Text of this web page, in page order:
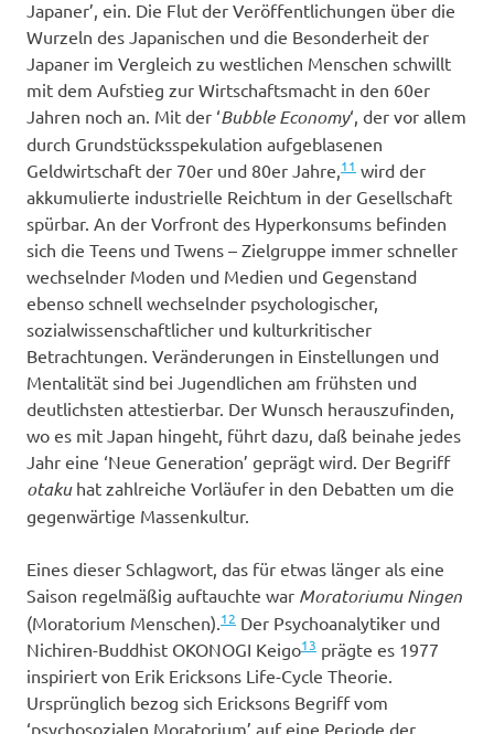
Japaner’, ein. Die Flut der Veröffentlichungen über die
Wurzeln des Japanischen und die Besonderheit der
Japaner im Vergleich zu westlichen Menschen schwillt
mit dem Aufstieg zur Wirtschaftsmacht in den 60er
Jahren noch an. Mit der ‘Bubble Economy‘, der vor allem
durch Grundstücksspekulation aufgeblasenen
Geldwirtschaft der 70er und 80er Jahre, 11 wird der
akkumulierte industrielle Reichtum in der Gesellschaft
spürbar. An der Vorfront des Hyperkonsums befinden
sich die Teens und Twens – Zielgruppe immer schneller
wechselnder Moden und Medien und Gegenstand
ebenso schnell wechselnder psychologischer,
sozialwissenschaftlicher und kulturkritischer
Betrachtungen. Veränderungen in Einstellungen und
Mentalität sind bei Jugendlichen am frühsten und
deutlichsten attestierbar. Der Wunsch herauszufinden,
wo es mit Japan hingeht, führt dazu, daß beinahe jedes
Jahr eine ‘Neue Generation’ geprägt wird. Der Begriff
otakuhat zahlreiche Vorläufer in den Debatten um die
gegenwärtige Massenkultur.
Eines dieser Schlagwort, das für etwas länger als eine
Saison regelmäßig auftauchte war Moratoriumu Ningen
(Moratorium Menschen). 12 Der Psychoanalytiker und
Nichiren-Buddhist OKONOGI Keigo13 prägte es 1977
inspiriert von Erik Ericksons Life-Cycle Theorie.
Ursprünglich bezog sich Ericksons Begriff vom
‘psychosozialen Moratorium’ auf eine Periode der